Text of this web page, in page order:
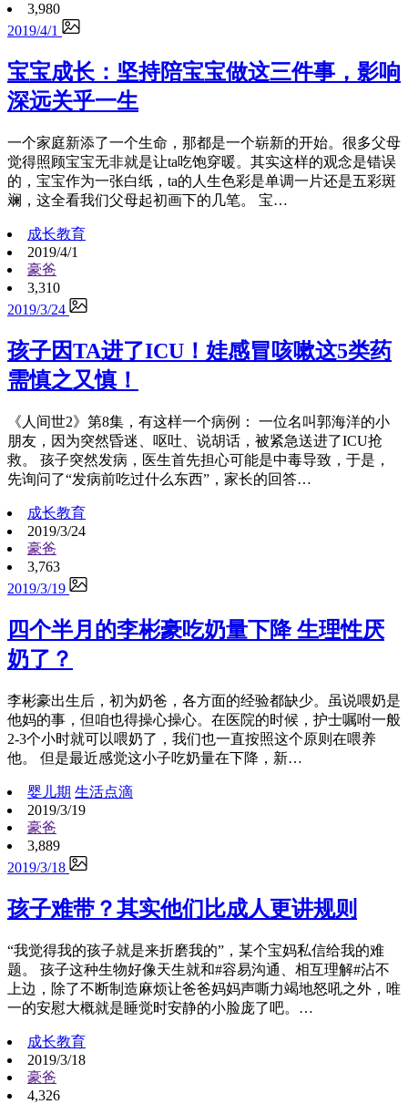
3,980
2019/4/1
宝宝成长：坚持陪宝宝做这三件事，影响
深远关乎一生
一个家庭新添了一个生命，那都是一个崭新的开始。很多父母
觉得照顾宝宝无非就是让ta吃饱穿暖。其实这样的观念是错误
的，宝宝作为一张白纸，ta的人生色彩是单调一片还是五彩斑
斓，这全看我们父母起初画下的几笔。 宝…
成长教育
2019/4/1
豪爸
3,310
2019/3/24
孩子因TA进了ICU！娃感冒咳嗽这5类药
需慎之又慎！
《人间世2》第8集，有这样一个病例： 一位名叫郭海洋的小
朋友，因为突然昏迷、呕吐、说胡话，被紧急送进了ICU抢
救。 孩子突然发病，医生首先担心可能是中毒导致，于是，
先询问了“发病前吃过什么东西”，家长的回答…
成长教育
2019/3/24
豪爸
3,763
2019/3/19
四个半月的李彬豪吃奶量下降 生理性厌
奶了？
李彬豪出生后，初为奶爸，各方面的经验都缺少。虽说喂奶是
他妈的事，但咱也得操心操心。在医院的时候，护士嘱咐一般
2-3个小时就可以喂奶了，我们也一直按照这个原则在喂养
他。 但是最近感觉这小子吃奶量在下降，新…
婴儿期 生活点滴
2019/3/19
豪爸
3,889
2019/3/18
孩子难带？其实他们比成人更讲规则
“我觉得我的孩子就是来折磨我的”，某个宝妈私信给我的难
题。 孩子这种生物好像天生就和#容易沟通、相互理解#沾不
上边，除了不断制造麻烦让爸爸妈妈声嘶力竭地怒吼之外，唯
一的安慰大概就是睡觉时安静的小脸庞了吧。…
成长教育
2019/3/18
豪爸
4,326